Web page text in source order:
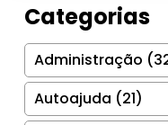
Categorias
Administração
Autoajuda (21)